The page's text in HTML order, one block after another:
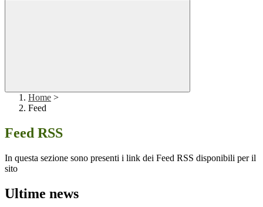
Home >
Feed
Feed RSS
In questa sezione sono presenti i link dei Feed RSS disponibili per il
sito
Ultime news